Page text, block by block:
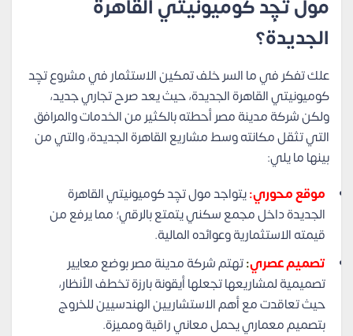
مول تچِد كوميونيتي القاهرة
الجديدة؟
علك تفكر في ما السر خلف تمكين الاستثمار في مشروع تچِد
كوميونيتي القاهرة الجديدة، حيث يعد صرح تجاري جديد،
ولكن شركة مدينة مصر أحطته بالكثير من الخدمات والمرافق
التي تثقل مكانته وسط مشاريع القاهرة الجديدة، والتي من
بينها ما يلي:
موقع محوري:يتواجد مول تچِد كوميونيتي القاهرة
الجديدة داخل مجمع سكني يتمتع بالرقي؛ مما يرفع من
قيمته الاستثمارية وعوائده المالية.
تصميم عصري:تهتم شركة مدينة مصر بوضع معايير
تصميمية لمشاريعها تجعلها أيقونة بارزة تخطف الأنظار،
حيث تعاقدت مع أهم الاستشاريين الهندسيين للخروج
بتصميم معماري يحمل معاني راقية ومميزة.